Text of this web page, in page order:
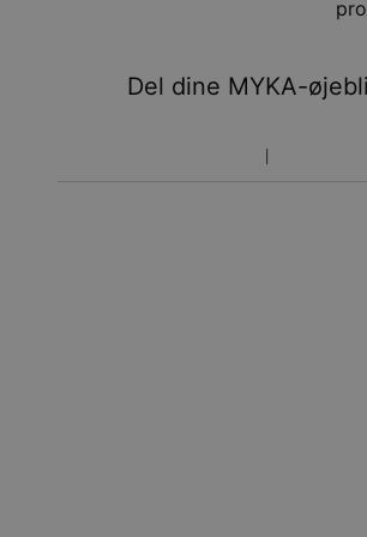
aug.
Du vil ikke blive opkrævet yderligere
Vær opmærksom på at tidsperioden
Del dine MYKA-